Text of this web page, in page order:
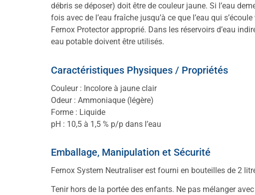
débris se déposer) doit être de couleur jaune. Si l’eau
fois avec de l’eau fraîche jusqu’à ce que l’eau qui
Fernox Protector approprié. Dans les réservoirs d’eau
eau potable doivent être utilisés.
Caractéristiques Physiques / Propriétés
Couleur : Incolore à jaune clair
Odeur : Ammoniaque (légère)
Forme : Liquide
pH : 10,5 à 1,5 % p/p dans l’eau
Emballage, Manipulation et Sécurité
Fernox System Neutraliser est fourni en bouteilles de 2
Tenir hors de la portée des enfants. Ne pas mélanger